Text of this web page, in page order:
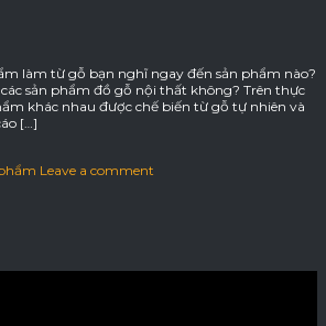
làm từ gỗ bạn nghĩ ngay đến sản phẩm nào?
sản phẩm đồ gỗ nội thất không? Trên thực
khác nhau được chế biến từ gỗ tự nhiên và
[…]
Leave a comment